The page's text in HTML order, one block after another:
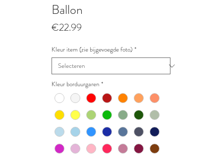
Ballon
€22.99
Kleur item (zie bijgevoegde foto) *
Kleur borduurgaren *